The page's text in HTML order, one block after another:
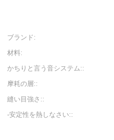
ブランド:
材料:
かちりと言う音システム::
摩耗の層::
縫い目強さ::
-安定性を熱しなさい::